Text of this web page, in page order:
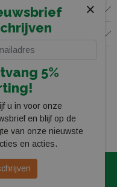
×
5%
u in voor onze
en blijf op de
van onze nieuwste
en acties.
Algemene Voorwaarden